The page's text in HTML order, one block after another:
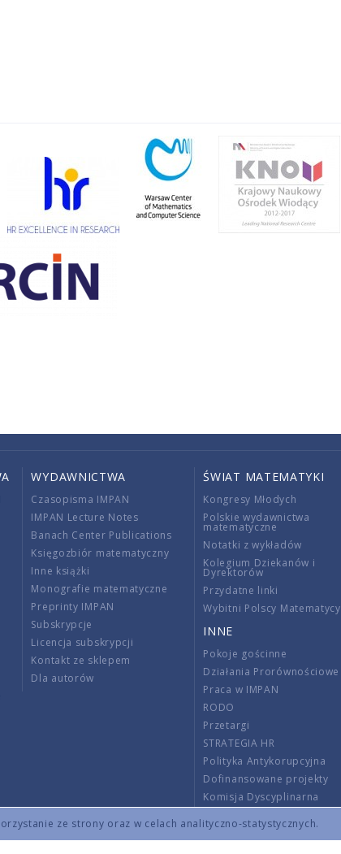
ze strony oraz w celach analityczno-statystycznych.
WYDAWNICTWA
Czasopisma IMPAN
IMPAN Lecture Notes
Banach Center Publications
Księgozbiór matematyczny
Inne książki
Monografie matematyczne
Preprinty IMPAN
Subskrypcje
Licencja subskrypcji
Kontakt ze sklepem
Dla autorów
ŚWIAT MATEMATYKI
Kongresy Młodych
Polskie wydawnictwa
matematyczne
Notatki z wykładów
Kolegium Dziekanów i
Dyrektorów
Przydatne linki
Wybitni Polscy Matematycy
INNE
Pokoje gościnne
Działania Prorównościowe
Praca w IMPAN
RODO
Przetargi
STRATEGIA HR
Polityka Antykorupcyjna
Dofinansowane projekty
Komisja Dyscyplinarna
Wnoszenie opłat